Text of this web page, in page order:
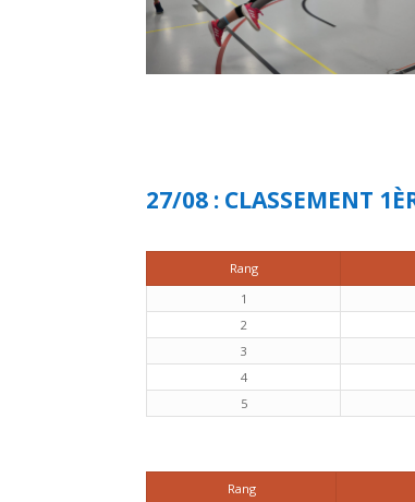
27/08 : CLASSEMENT
Rang
1
2
3
4
5
Rang